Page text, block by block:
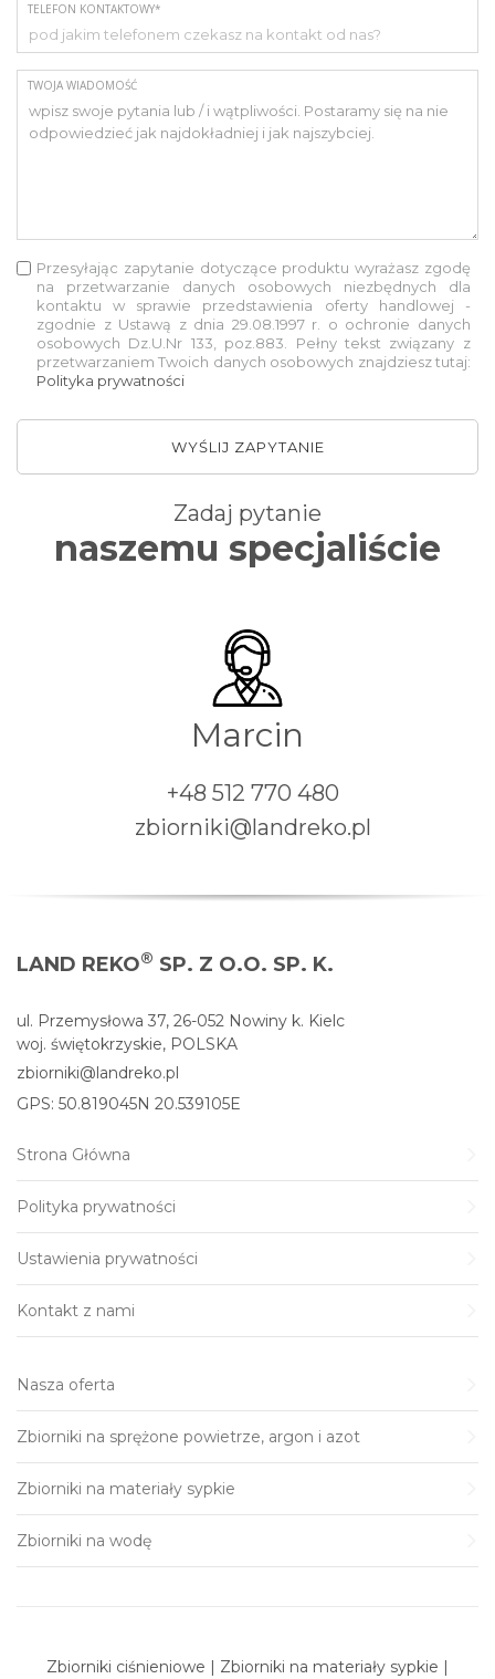
TELEFON KONTAKTOWY*
TWOJA WIADOMOŚĆ
Przesyłając zapytanie dotyczące produktu wyrażasz zgodę
na przetwarzanie danych osobowych niezbędnych dla
kontaktu w sprawie przedstawienia oferty handlowej -
zgodnie z Ustawą z dnia 29.08.1997 r. o ochronie danych
osobowych Dz.U.Nr 133, poz.883. Pełny tekst związany z
przetwarzaniem Twoich danych osobowych znajdziesz tutaj:
Polityka prywatności
WYŚLIJ ZAPYTANIE
Zadaj pytanie
naszemu specjaliście
Marcin
+48 512 770 480
zbiorniki@landreko.pl
LAND REKO® SP. Z O.O. SP. K.
ul. Przemysłowa 37, 26-052 Nowiny k. Kielc
woj. świętokrzyskie, POLSKA
zbiorniki@landreko.pl
GPS: 50.819045N 20.539105E
Strona Główna
Polityka prywatności
Ustawienia prywatności
Kontakt z nami
Nasza oferta
Zbiorniki na sprężone powietrze, argon i azot
Zbiorniki na materiały sypkie
Zbiorniki na wodę
Zbiorniki ciśnieniowe | Zbiorniki na materiały sypkie |